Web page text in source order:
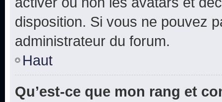
disposition. Si vous ne pouvez
administrateur du forum.
Haut
Qu’est-ce que mon rang et